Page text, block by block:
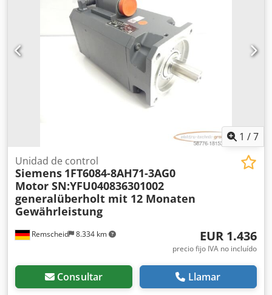
1 /7
Remscheid 8.334 km
Unidad de control
Siemens 1FT6084-8AH71-3AG0
Motor SN:YFU040836301002
generalüberholt mit 12 Monaten
Gewährleistung
EUR 1.436
precio fijo IVA no incluído
Consultar Llamar